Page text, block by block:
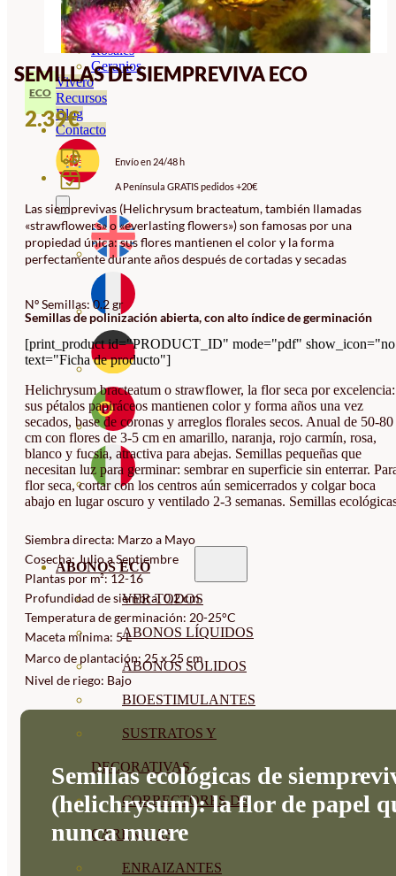
Ornamentales
Hortensias
Rosales
Geranios
Vivero
Recursos
Blog
Contacto
ABONOS ECO
VER TODOS
ABONOS LÍQUIDOS
ABONOS SOLIDOS
BIOESTIMULANTES
SUSTRATOS Y
DECORATIVAS
CORRECTORES DE
CARENCIAS
ENRAIZANTES
SEMILLAS DE SIEMPREVIVA ECO
ECO
2.39€
Envío en 24/48 h
A Península GRATIS pedidos +20€
Las siemprevivas (Helichrysum bracteatum, también llamadas
«strawflowers» o «everlasting flowers») son famosas por una
propiedad única: sus flores mantienen el color y la forma
perfectamente durante años después de cortadas y secadas
Nº Semillas: 0.2 gr
Semillas de polinización abierta, con alto índice de germinación
[print_product id="PRODUCT_ID" mode="pdf"
text="Ficha de producto"]
Helichrysum bracteatum o strawflower, la flor seca por excelencia:
sus pétalos papiráceos mantienen color y forma años una vez
secados, base de coronas y arreglos florales secos. Anual de 50-80
cm con flores de 3-5 cm en amarillo, naranja, rojo carmín, rosa,
blanco y fucsia, atractiva para abejas. Semillas pequeñas que
necesitan luz para germinar: sembrar en superficie sin enterrar.
flor seca, cortar con los centros aún semicerrados y colgar boca
abajo en lugar oscuro y ventilado 2-3 semanas. Semillas
Siembra directa: Marzo a Mayo
Cosecha: Julio a Septiembre
Plantas por m²: 12-16
Profundidad de siembra: 0,2 cm
Temperatura de germinación: 20-25°C
Maceta mínima: 5 L
Marco de plantación: 25 x 25 cm
Nivel de riego: Bajo
Semillas ecológicas de
(helichrysum): la flor de papel
nunca muere